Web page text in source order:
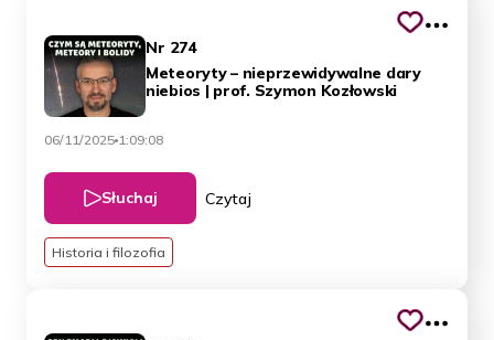
Nr 274
Meteoryty – nieprzewidywalne dary
niebios | prof. Szymon Kozłowski
06/11/2025 1:09:08
Słuchaj Czytaj
Historia i filozofia